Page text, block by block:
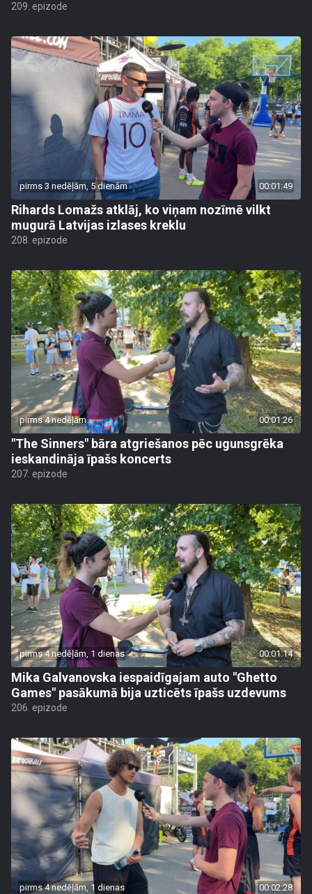
209. epizode
pirms 3 nedēļām, 5 dienām 00:01:49
Rihards Lomažs atklāj, ko viņam nozīmē vilkt
mugurā Latvijas izlases kreklu
208. epizode
pirms 4 nedēļām 00:01:26
"The Sinners" bāra atgriešanos pēc ugunsgrēka
ieskandināja īpašs koncerts
207. epizode
pirms 4 nedēļām, 1 dienas 00:01:14
Mika Galvanovska iespaidīgajam auto "Ghetto
Games" pasākumā bija uzticēts īpašs uzdevums
206. epizode
pirms 4 nedēļām, 1 dienas 00:02:28